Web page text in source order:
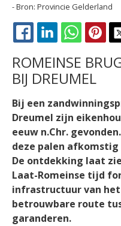
Provincie Gelderland
FACEBOOK
LINKEDIN
ROMEINSE
BIJ DREUMEL
Bij een
Dreumel zijn
eeuw n.Chr.
deze palen afkomstig
De ontdekking laat
Laat-Romeinse tijd
infrastructuur van het
betrouwbare route
garanderen.